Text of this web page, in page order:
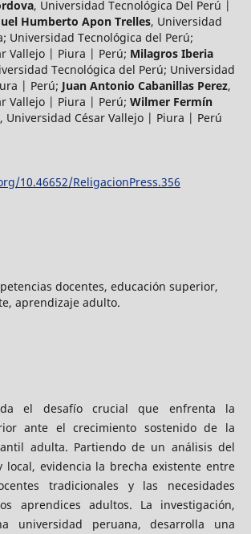
, Universidad Tecnológica Del Perú |
Humberto Apon Trelles, Universidad
Universidad Tecnológica del Perú;
Vallejo | Piura | Perú; Milagros Iberia
Tecnológica del Perú; Universidad
| Perú; Juan Antonio Cabanillas Perez,
Vallejo | Piura | Perú; Wilmer Fermín
, Universidad César Vallejo | Piura | Perú
10.46652/ReligacionPress.356
docentes, educación superior,
aprendizaje adulto.
el desafío crucial que enfrenta la
ante el crecimiento sostenido de la
adulta. Partiendo de un análisis del
local, evidencia la brecha existente entre
tradicionales y las necesidades
aprendices adultos. La investigación,
universidad peruana, desarrolla una